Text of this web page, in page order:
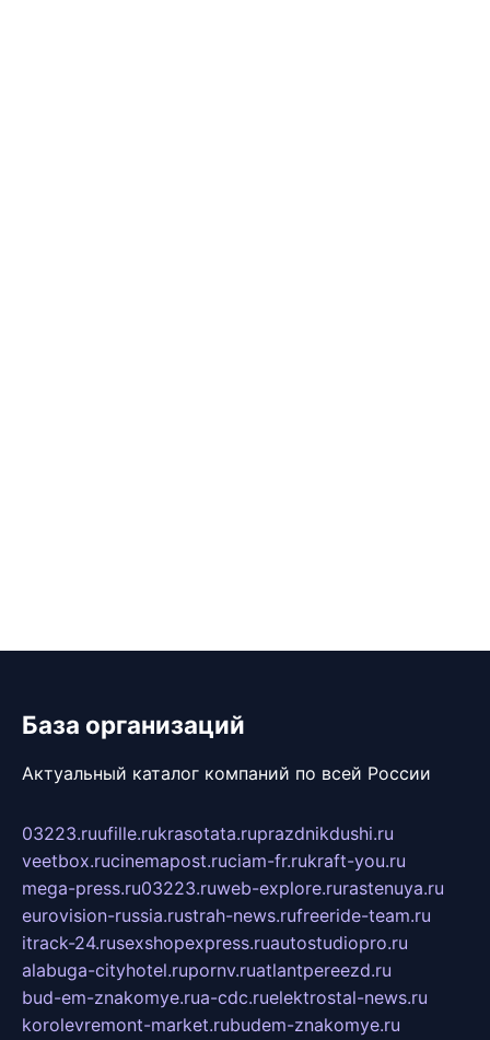
База организаций
Актуальный каталог компаний по всей России
03223.ruufille.rukrasotata.ruprazdnikdushi.ru
veetbox.rucinemapost.ruciam-fr.rukraft-you.ru
mega-press.ru03223.ruweb-explore.rurastenuya.ru
eurovision-russia.rustrah-news.rufreeride-team.ru
itrack-24.rusexshopexpress.ruautostudiopro.ru
alabuga-cityhotel.rupornv.ruatlantpereezd.ru
bud-em-znakomye.rua-cdc.ruelektrostal-news.ru
korolevremont-market.rubudem-znakomye.ru